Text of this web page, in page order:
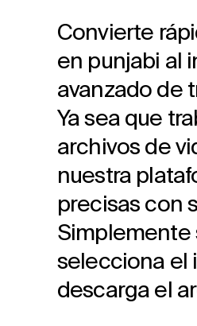
Convierte
en punjabi al
avanzado de
Ya sea que
archivos de
nuestra
precisas con
Simplemente
selecciona el
descarga el